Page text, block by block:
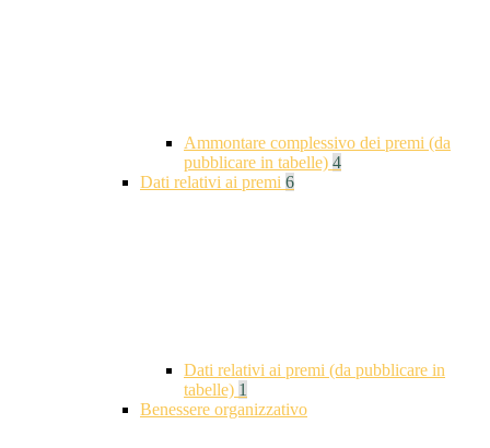
Ammontare complessivo dei premi (da
pubblicare in tabelle) 4
Dati relativi ai premi 6
Dati relativi ai premi (da pubblicare in
tabelle) 1
Benessere organizzativo